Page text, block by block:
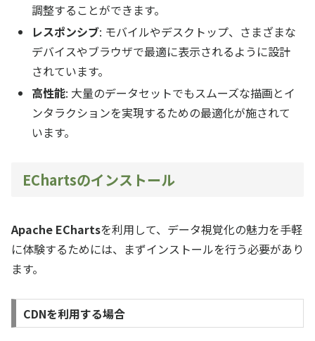
調整することができます。
レスポンシブ: モバイルやデスクトップ、さまざまな
デバイスやブラウザで最適に表示されるように設計
されています。
高性能: 大量のデータセットでもスムーズな描画とイ
ンタラクションを実現するための最適化が施されて
います。
EChartsのインストール
Apache EChartsを利用して、データ視覚化の魅力を手軽
に体験するためには、まずインストールを行う必要があり
ます。
CDNを利用する場合